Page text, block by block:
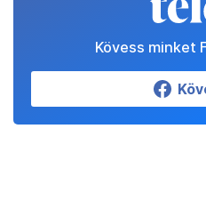
Kövess minket